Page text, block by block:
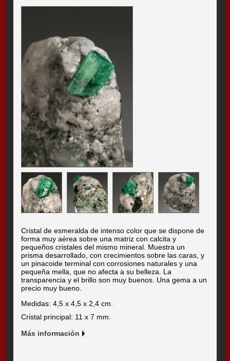
Cristal de esmeralda de intenso color que se dispone de
forma muy aérea sobre una matriz con calcita y
pequeños cristales del mismo mineral. Muestra un
prisma desarrollado, con crecimientos sobre las caras, y
un pinacoide terminal con corrosiones naturales y una
pequeña mella, que no afecta a su belleza. La
transparencia y el brillo son muy buenos. Una gema a un
precio muy bueno.
Medidas: 4,5 x 4,5 x 2,4 cm.
Cristal principal: 11 x 7 mm.
Más información